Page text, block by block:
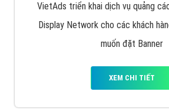
VietAds triển khai dịch vụ quảng
Display Network cho các khách
muốn đặt Banner
XEM CHI TIẾT